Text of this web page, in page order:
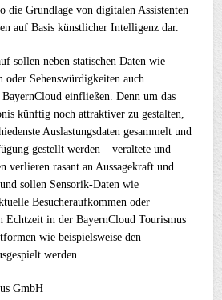
die Grundlage von digitalen Assistenten
auf Basis künstlicher Intelligenz dar.
sollen neben statischen Daten wie
oder Sehenswürdigkeiten auch
einfließen. Denn um das
künftig noch attraktiver zu gestalten,
Auslastungsdaten gesammelt und
gestellt werden – veraltete und
verlieren rasant an Aussagekraft und
sollen Sensorik-Daten wie
Besucheraufkommen oder
Echtzeit in der BayernCloud Tourismus
wie beispielsweise den
werden.
GmbH